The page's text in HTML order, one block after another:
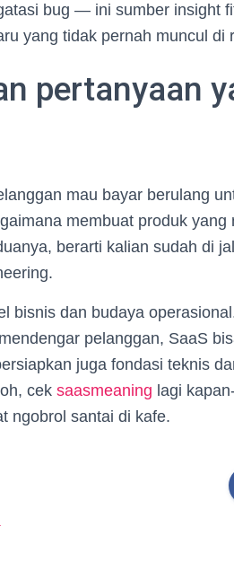
bug — ini sumber insight
yang tidak pernah muncul di
pertanyaan
mau bayar berulang
membuat produk yang
berarti kalian sudah di
bisnis dan budaya
pelanggan, SaaS
juga fondasi teknis
cek saasmeaning lagi
ngobrol santai di kafe.